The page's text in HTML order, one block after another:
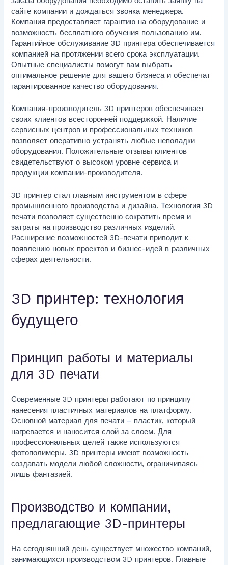
сайте компании и дождаться звонка менеджера.
Компания предоставляет гарантию на оборудование и
возможность бесплатного обучения пользованию им.
Гарантийное обслуживание 3D принтера обеспечивается
компанией на протяжении всего срока эксплуатации.
Опытные специалисты помогут вам выбрать
оптимальное решение для вашего бизнеса и обеспечат
гарантированное качество оборудования.
Компания-производитель 3D принтеров обеспечивает
своих клиентов всесторонней поддержкой. Наличие
сервисных центров и профессиональных техников
позволяет оперативно устранять любые неполадки
оборудования. Положительные отзывы клиентов
свидетельствуют о высоком уровне сервиса и
продукции компании-производителя.
3D принтер стал главным инструментом в сфере
промышленного производства и дизайна. Технология 3D
печати позволяет существенно сократить время и
затраты на производство различных изделий.
Расширение возможностей 3D-печати приводит к
появлению новых проектов и бизнес-идей в различных
сферах деятельности.
3D принтер: технология
будущего
Принцип работы и материалы
для 3D печати
Современные 3D принтеры работают по принципу
нанесения пластичных материалов на платформу.
Основной материал для печати – пластик, который
нагревается и наносится слой за слоем. Для
профессиональных целей также используются
фотополимеры. 3D принтеры имеют возможность
создавать модели любой сложности, ограничиваясь
лишь фантазией.
Производство и компании,
предлагающие 3D-принтеры
На сегодняшний день существует множество компаний,
занимающихся производством 3D принтеров. Главные